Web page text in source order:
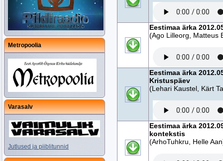
Metropoolia
Varasalv
Jutlused ja piiblitunnid
Eestimaa ärka
(Ago Lilleorg, Matteus
Eestimaa ärka
Kristuspäev
(Lehari Kaustel, Kärt
Eestimaa ärka
kontekstis
(ArhoTuhkru, Helle